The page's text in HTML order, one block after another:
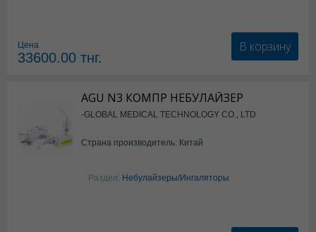
Цена
33600.00 тнг.
В корзину
AGU N3 КОМПР НЕБУЛАЙЗЕР
-GLOBAL MEDICAL TECHNOLOGY CO., LTD
Страна производитель: Китай
Раздел: Небулайзеры/Ингаляторы